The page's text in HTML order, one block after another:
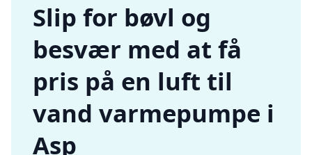
Slip for bøvl og
besvær med at få
pris på en luft til
vand varmepumpe i
Asp